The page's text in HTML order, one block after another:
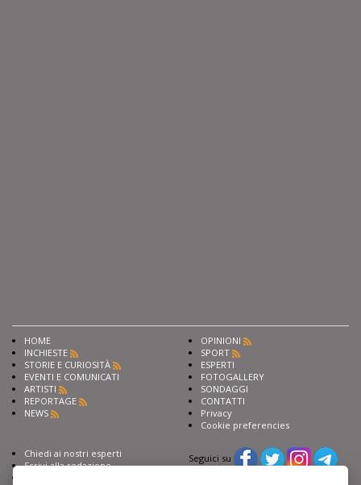
HOME
INCHIESTE
STORIE E CURIOSITÀ
EVENTI E COMUNICATI
ARTISTI
REPORTAGE
NEWS
OPINIONI
SPORT
ESPERTI
FOTOGALLERY
SONDAGGI
CONTATTI
Privacy
Cookie preferencies
Chiedi ai nostri esperti
Scrivi alla redazione
Seguici su